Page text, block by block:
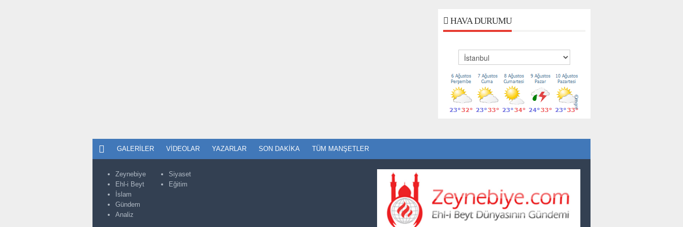
HAVA DURUMU
GALERILER VIDEOLAR YAZARLAR SON DAKIKA TÜM MANŞETLER
Zeynebiye
Ehl-i Beyt
İslam
Gündem
Analiz
Siyaset
Eğitim